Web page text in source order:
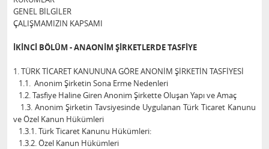
GENEL BİLGİLER
ÇALIŞMAMIZIN KAPSAMI
İKİNCİ BÖLÜM - ANAONİM ŞİRKETLERDE TASFİYE
1. TÜRK TİCARET KANUNUNA GÖRE ANONİM ŞİRKETİN TASFİYESİ
1.1. Anonim Şirketin Sona Erme Nedenleri
1.2. Tasfiye Haline Giren Anonim Şirkette Oluşan Yapı ve Amaç
1.3. Anonim Şirketin Tavsiyesinde Uygulanan Türk Ticaret Kanunu
ve Özel Kanun Hükümleri
1.3.1. Türk Ticaret Kanunu Hükümleri:
1.3.2. Özel Kanun Hükümleri